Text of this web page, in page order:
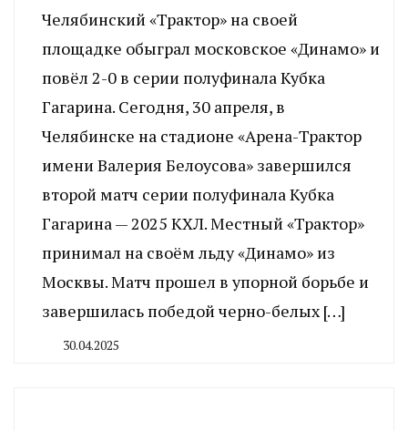
Челябинский «Трактор» на своей
площадке обыграл московское «Динамо» и
повёл 2-0 в серии полуфинала Кубка
Гагарина. Сегодня, 30 апреля, в
Челябинске на стадионе «Арена-Трактор
имени Валерия Белоусова» завершился
второй матч серии полуфинала Кубка
Гагарина — 2025 КХЛ. Местный «Трактор»
принимал на своём льду «Динамо» из
Москвы. Матч прошел в упорной борьбе и
завершилась победой черно-белых […]
30.04.2025